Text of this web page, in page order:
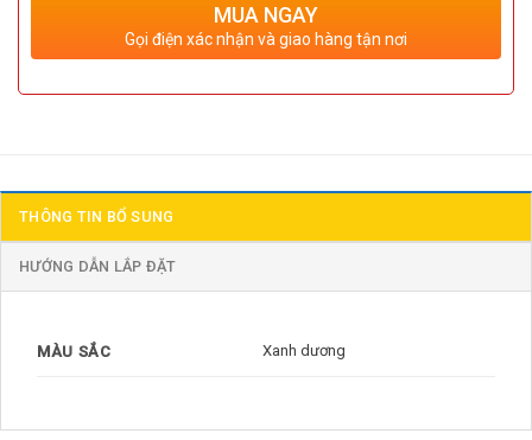
MUA NGAY
Gọi điện xác nhận và giao hàng tận nơi
THÔNG TIN BỔ SUNG
HƯỚNG DẪN LẮP ĐẶT
MÀU SẮC Xanh dương